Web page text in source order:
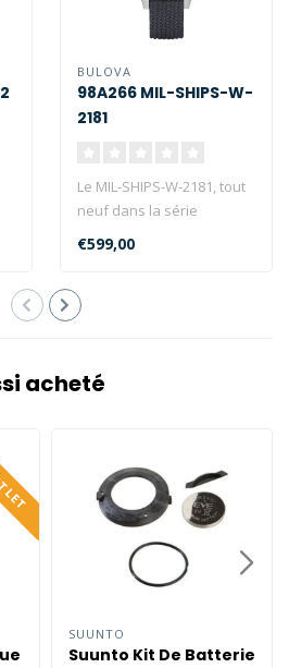
BULOVA
98A266 MIL-SHIPS-W-
2181
Le MIL-SHIPS-W-2181, tout
neuf dans la série
d'archives, est basé sur un
€599,00
acheté
SUUNTO
Suunto Kit De Batterie